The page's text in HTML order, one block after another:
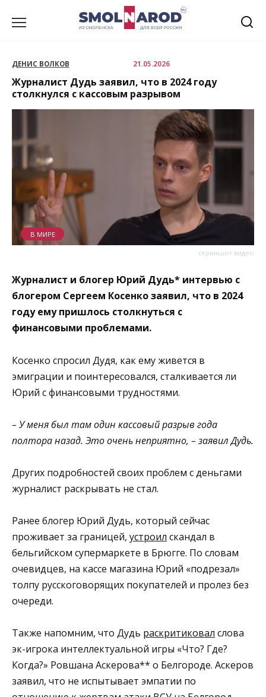
ДЕНИС ВОЛКОВ 21.05.2026
Журналист Дудь заявил, что в 2024 году
столкнулся с кассовым разрывом
скриншот видео
В МИРЕ
Журналист и блогер Юрий Дудь* интервью с
блогером Сергеем Косенко заявил, что в 2024
году ему пришлось столкнуться с
финансовыми проблемами.
Косенко спросил Дудя, как ему живется в
эмиграции и поинтересовался, сталкивается ли
Юрий с финансовыми трудностями.
– У меня был там один кассовый разрыв года
полтора назад. Это очень неприятно, – заявил Дудь.
Других подробностей своих проблем с деньгами
журналист раскрывать не стал.
Ранее блогер Юрий Дудь, который сейчас
проживает за границей, устроил скандал в
бельгийском супермаркете в Брюгге. По словам
очевидцев, на кассе магазина Юрий «подрезал»
толпу русскоговорящих покупателей и пролез без
очереди.
Также напомним, что Дудь раскритиковал слова
эк-игрока интеллектуальной игры «Что? Где?
Когда?» Ровшана Аскерова** о Белгороде. Аскеров
заявил, что не испытывает эмпатии по